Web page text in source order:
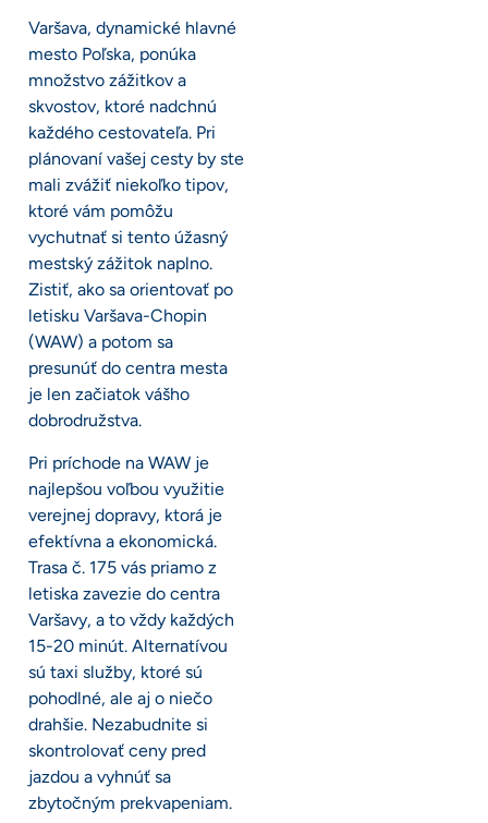
Varšava, dynamické hlavné
mesto Poľska, ponúka
množstvo zážitkov a
skvostov, ktoré nadchnú
každého cestovateľa. Pri
plánovaní vašej cesty by ste
mali zvážiť niekoľko tipov,
ktoré vám pomôžu
vychutnať si tento úžasný
mestský zážitok naplno.
Zistiť, ako sa orientovať po
letisku Varšava-Chopin
(WAW) a potom sa
presunúť do centra mesta
je len začiatok vášho
dobrodružstva.
Pri príchode na WAW je
najlepšou voľbou využitie
verejnej dopravy, ktorá je
efektívna a ekonomická.
Trasa č. 175 vás priamo z
letiska zavezie do centra
Varšavy, a to vždy každých
15-20 minút. Alternatívou
sú taxi služby, ktoré sú
pohodlné, ale aj o niečo
drahšie. Nezabudnite si
skontrolovať ceny pred
jazdou a vyhnúť sa
zbytočným prekvapeniam.